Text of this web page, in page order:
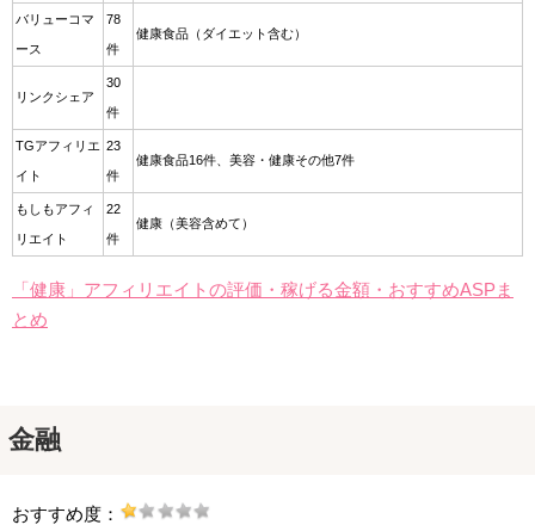
バリューコマ
ース
78
件
健康食品（ダイエット含む）
リンクシェア
30
件
TGアフィリエ
イト
23
件
健康食品16件、美容・健康その他7件
もしもアフィ
リエイト
22
件
健康（美容含めて）
「健康」アフィリエイトの評価・稼げる金額・おすすめASPま
とめ
金融
おすすめ度：